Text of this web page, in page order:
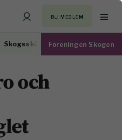
BLI MEDLEM
Skogsskötsel Virkesmarknad
Föreningen Skogen
och